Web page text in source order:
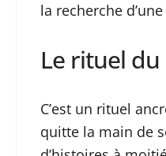
la recherche
Le rituel du
C’est un rituel
quitte la main de